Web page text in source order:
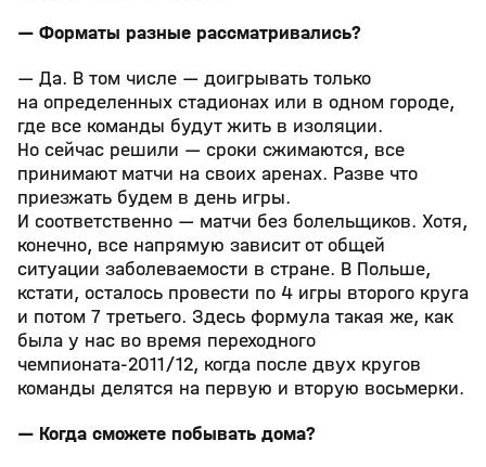
— Форматы разные рассматривались?
— Да. В том числе — доигрывать только
на определенных стадионах или в одном городе,
где все команды будут жить в изоляции.
Но сейчас решили — сроки сжимаются, все
принимают матчи на своих аренах. Разве что
приезжать будем в день игры.
И соответственно — матчи без болельщиков. Хотя,
конечно, все напрямую зависит от общей
ситуации заболеваемости в стране. В Польше,
кстати, осталось провести по 4 игры второго круга
и потом 7 третьего. Здесь формула такая же, как
была у нас во время переходного
чемпионата-2011/12, когда после двух кругов
команды делятся на первую и вторую восьмерки.
— Когда сможете побывать дома?